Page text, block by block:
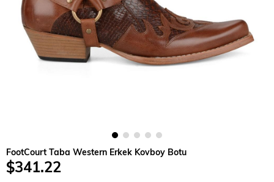
FootCourt Taba Western Erkek Kovboy Botu
$341.22